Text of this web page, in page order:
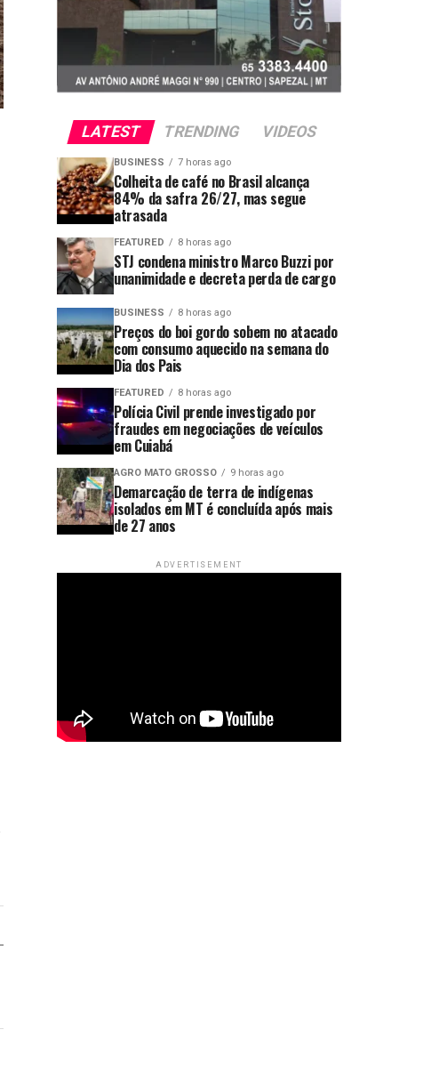
LATEST TRENDING VIDEOS
BUSINESS 7 horas ago
Colheita de café no Brasil alcança
84% da safra 26/27, mas segue
atrasada
FEATURED 8 horas ago
STJ condena ministro Marco Buzzi por
unanimidade e decreta perda de cargo
BUSINESS 8 horas ago
Preços do boi gordo sobem no atacado
com consumo aquecido na semana do
Dia dos Pais
FEATURED 8 horas ago
Polícia Civil prende investigado por
fraudes em negociações de veículos
em Cuiabá
AGRO MATO GROSSO 9 horas ago
Demarcação de terra de indígenas
isolados em MT é concluída após mais
de 27 anos
ADVERTISEMENT